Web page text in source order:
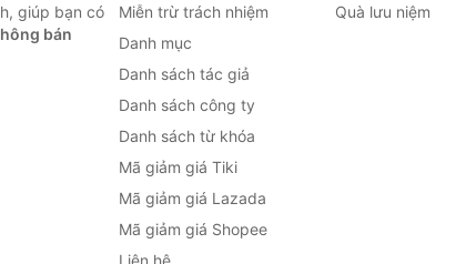
giúp bạn có
bán
Miễn trừ trách nhiệm
Danh mục
Danh sách tác giả
Danh sách công ty
Danh sách từ khóa
Mã giảm giá Tiki
Mã giảm giá Lazada
Mã giảm giá Shopee
Liên hệ
Quà lưu niệm